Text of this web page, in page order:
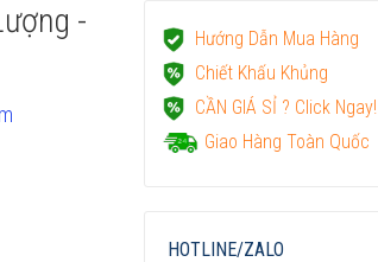
-
Hướng Dẫn Mua Hàng
Chiết Khấu Khủng
CẦN GIÁ SỈ ? Click Ngay!
Giao Hàng Toàn Quốc
HOTLINE/ZALO